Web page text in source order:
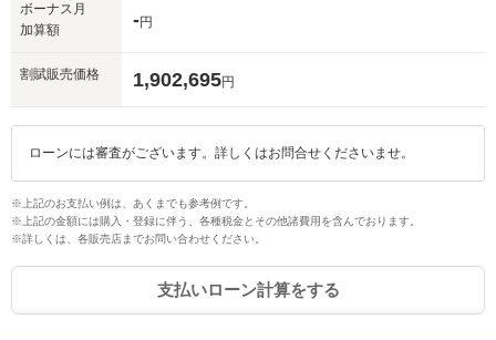
ボーナス月
加算額
-円
割賦販売価格 1,902,695円
ローンには審査がございます。詳しくはお問合せくださいませ。
※上記のお支払い例は、あくまでも参考例です。
※上記の金額には購入・登録に伴う、各種税金とその他諸費用を含んでおります。
※詳しくは、各販売店までお問い合わせください。
支払いローン計算をする